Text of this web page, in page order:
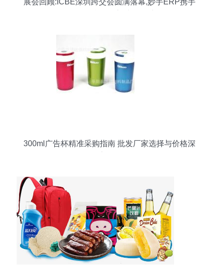
展会回顾:ICBE深圳跨交会圆满落幕,妙手ERP携手
300ml广告杯精准采购指南 批发厂家选择与价格深